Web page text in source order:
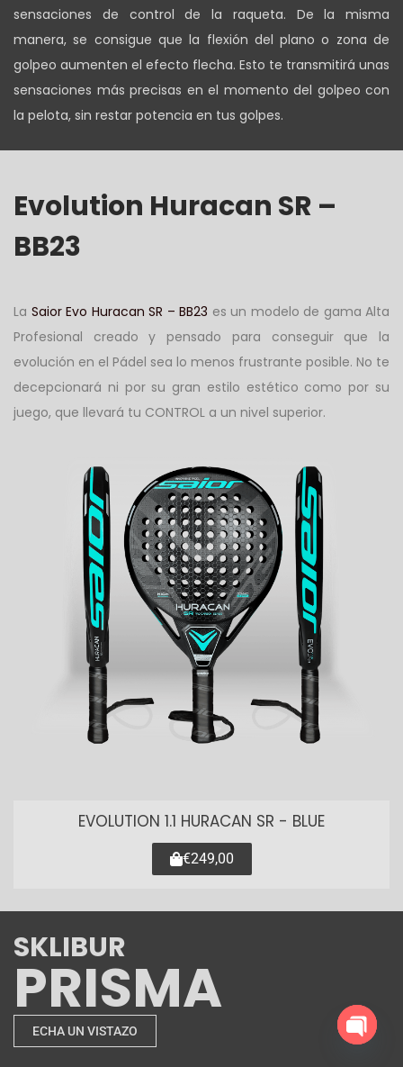
Evolution Huracan SR –
BB23
La Saior Evo Huracan SR – BB23 es un modelo de gama Alta
Profesional creado y pensado para conseguir que la
evolución en el Pádel sea lo menos frustrante posible. No te
decepcionará ni por su gran estilo estético como por su
juego, que llevará tu CONTROL a un nivel superior.
EVOLUTION 1.1 HURACAN SR - BLUE
€249,00
sensaciones de control de la raqueta. De la misma
manera, se consigue que la flexión del plano o zona de
golpeo aumenten el efecto flecha. Esto te transmitirá unas
sensaciones más precisas en el momento del golpeo con
la pelota, sin restar potencia en tus golpes.
SKLIBUR
PRISMA
ECHA UN VISTAZO